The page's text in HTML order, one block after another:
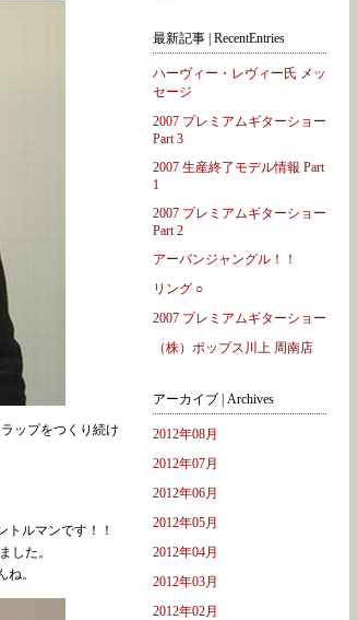
ップをつくり続け
トルマンです！！
した。
。
最新記事 | RecentEntries
ハーヴィー・レヴィー氏 メッ
セージ
2007 プレミアムギターショー
Part 3
2007 生産終了モデル情報 Part
1
2007 プレミアムギターショー
Part 2
アーバンジャングル！！
リング ○
2007 プレミアムギターショー
（株）ポップス川上 周南店
アーカイブ | Archives
2012年08月
2012年07月
2012年06月
2012年05月
2012年04月
2012年03月
2012年02月